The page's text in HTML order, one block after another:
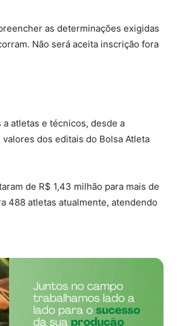
as determinações exigidas
Não será aceita inscrição fora
atletas e técnicos, desde a
dos editais do Bolsa Atleta
de R$ 1,43 milhão para mais de
488 atletas atualmente, atendendo